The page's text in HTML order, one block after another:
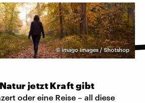
©imago images / Shotshop
jetzt Kraft gibt
oder eine Reise – all diese